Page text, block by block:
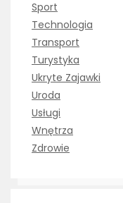
Sport
Technologia
Transport
Turystyka
Ukryte Zajawki
Uroda
Usługi
Wnętrza
Zdrowie